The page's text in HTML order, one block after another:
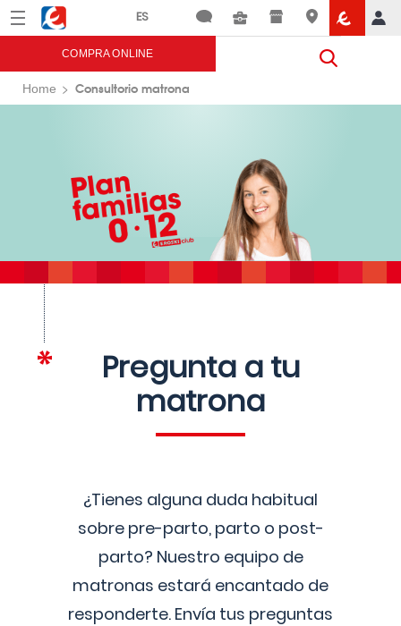
Menú Eroski
COMPRA ONLINE
Home Consultorio matrona
Pregunta a tu
matrona
¿Tienes alguna duda habitual
sobre pre-parto, parto o post-
parto? Nuestro equipo de
matronas estará encantado de
responderte. Envía tus preguntas